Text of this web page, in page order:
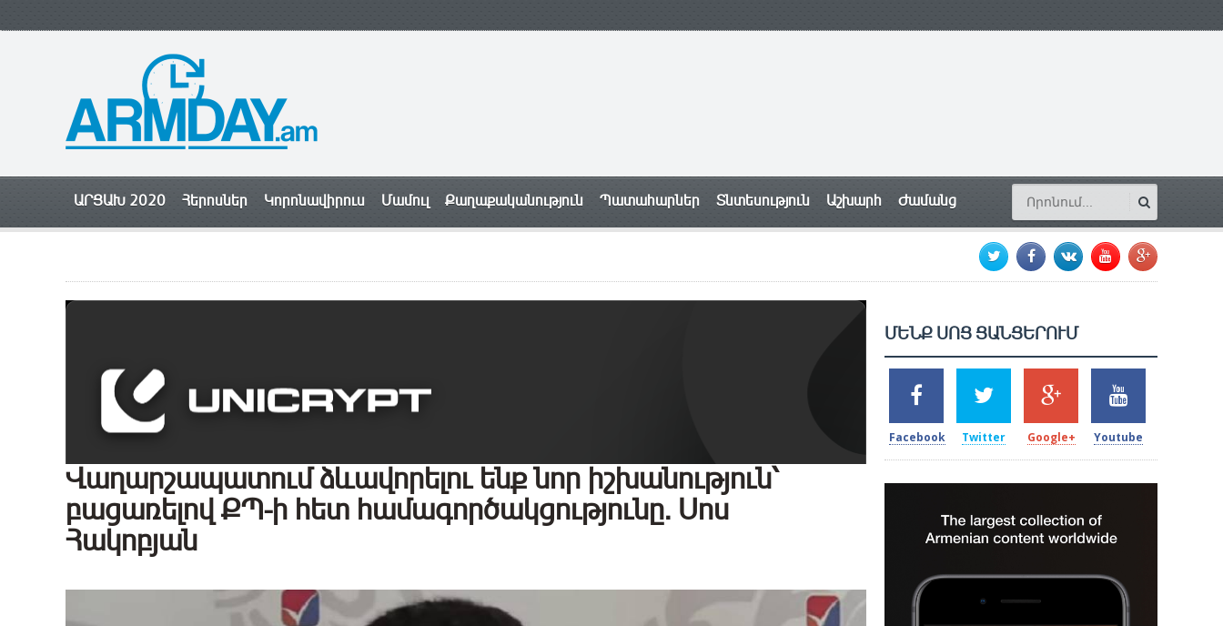
ԱՐՑԱԽ 2020 Հերոսներ Կորոնավիրուս Մամուլ Քաղաքականություն Պատահարներ Տնտեսություն Աշխարհ Ժամանց
Վաղարշապատում ձևավորելու ենք նոր իշխանություն՝
բացառելով ՔՊ-ի հետ համագործակցությունը․ Սոս
Հակոբյան
ՄԵՆՔ ՍՈՑ ՑԱՆՑԵՐՈՒՄ
2k
SHARES
Facebook
1.5k
TWEETS
Twitter
203
SHARES
Google+
620
SHARES
Youtube